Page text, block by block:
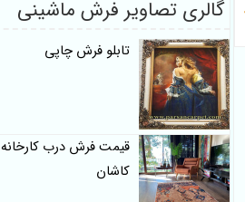
گالری تصاویر فرش ماشینی
تابلو فرش چاپی
قیمت فرش درب کارخانه
کاشان